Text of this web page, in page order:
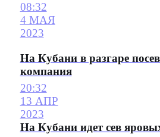
08:32
4 МАЯ
2023
На Кубани в разгаре
компания
20:32
13 АПР
2023
На Кубани идет сев